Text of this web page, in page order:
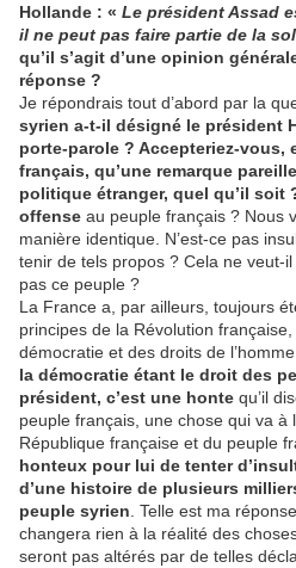
Hollande : « Le président Assad
il ne peut pas faire partie de la
qu’il s’agit d’une opinion
réponse ?
Je répondrais tout d’abord par la
syrien a-t-il désigné le président
porte-parole ? Accepteriez-vous,
français, qu’une remarque
politique étranger, quel qu’il soit
offense au peuple français ? Nous
manière identique. N’est-ce pas
tenir de tels propos ? Cela ne veut-
pas ce peuple ?
La France a, par ailleurs, toujours
principes de la Révolution
démocratie et des droits de
la démocratie étant le droit des
président, c’est une honte qu’il
peuple français, une chose qui va à
République française et du peuple
honteux pour lui de tenter
d’une histoire de plusieurs
peuple syrien . Telle est ma
changera rien à la réalité des
seront pas altérés par de telles